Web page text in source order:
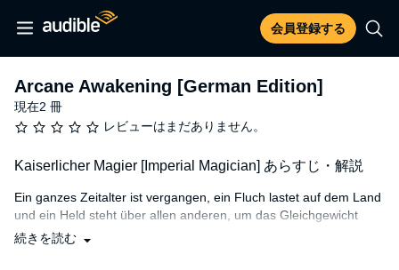
会員登録する
Arcane Awakening [German Edition]
現在2 冊
レビューはまだありません。
Kaiserlicher Magier [Imperial Magician] あらすじ・解説
Ein ganzes Zeitalter ist vergangen, ein Fluch lastet auf dem Land
und ein Held steht über allen anderen, um das Gleichgewicht
wiederherzustellen.
続きを読む